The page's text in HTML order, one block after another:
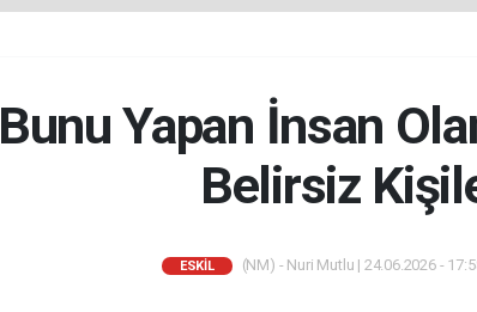
Bunu Yapan İnsan
Belirsiz
ESKİL (NM) - Nuri Mutlu | 24.06.2026 -